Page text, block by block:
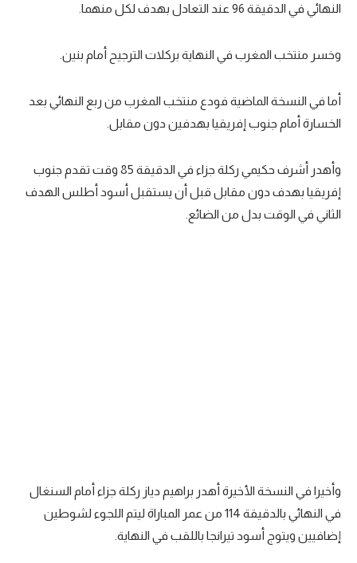
النهائي في الدقيقة 96 عند التعادل بهدف لكل منهما.
وخسر منتخب المغرب في النهاية بركلات الترجيح أمام بنين.
أما في النسخة الماضية فودع منتخب المغرب من ربع النهائي بعد
الخسارة أمام جنوب إفريقيا بهدفين دون مقابل.
وأهدر أشرف حكيمي ركلة جزاء في الدقيقة 85 وقت تقدم جنوب
إفريقيا بهدف دون مقابل قبل أن يستقبل أسود أطلس الهدف
الثاني في الوقت بدل من الضائع.
وأخيرا في النسخة الأخيرة أهدر براهيم دياز ركلة جزاء أمام السنغال
في النهائي بالدقيقة 114 من عمر المباراة ليتم اللجوء لشوطين
إضافيين ويتوج أسود تيرانجا باللقب في النهاية.